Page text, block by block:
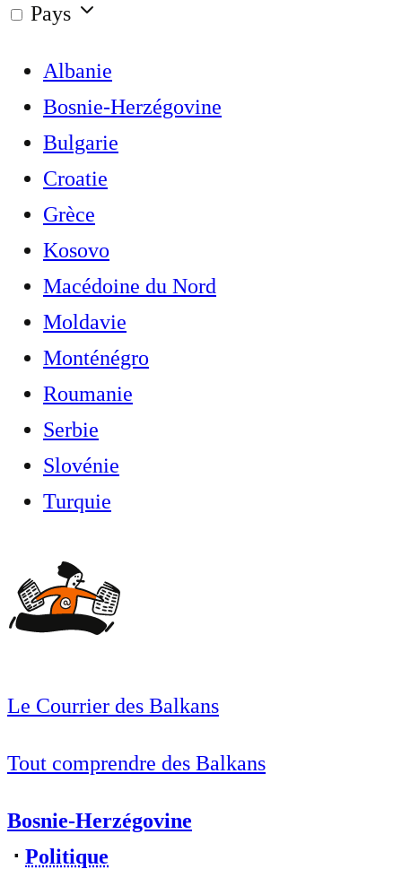
Pays
Albanie
Bosnie-Herzégovine
Bulgarie
Croatie
Grèce
Kosovo
Macédoine du Nord
Moldavie
Monténégro
Roumanie
Serbie
Slovénie
Turquie
Le Courrier des Balkans
Tout comprendre des Balkans
Bosnie-Herzégovine
⋅ Politique